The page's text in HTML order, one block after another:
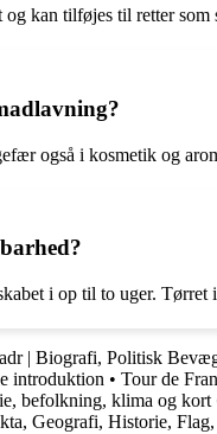
kan tilføjes til retter som
også i kosmetik og
i op til to uger.
| Biografi, Politisk
introduktion • Tour de
befolkning, klima og kort
Geografi, Historie,